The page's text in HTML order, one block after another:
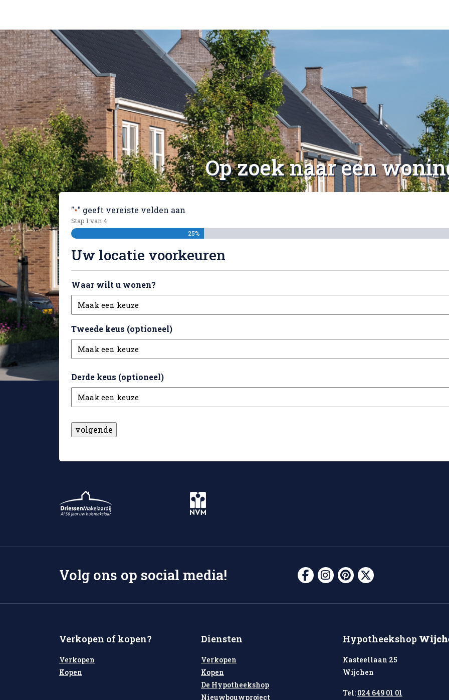
Op zoek naar een
"*" geeft vereiste velden aan
Stap 1van4
25%
Uw locatie voorkeuren
Waar wilt u wonen?
Tweede keus (optioneel)
Derde keus (optioneel)
Volg ons op social media!
Verkopen of kopen?
Verkopen
Kopen
Diensten
Verkopen
Kopen
De Hypotheekshop
Nieuwbouwproject
Hypotheekshop
Kasteellaan 25
Wijchen
Tel: 024 649 01 01